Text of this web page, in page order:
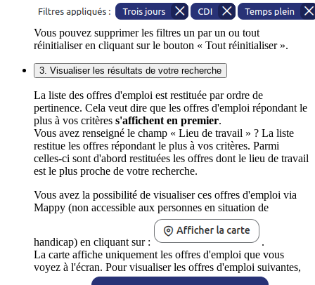
Vous pouvez supprimer les filtres un par un ou tout
réinitialiser en cliquant sur le bouton « Tout réinitialiser ».
3. Visualiser les résultats de votre recherche
La liste des offres d'emploi est restituée par ordre de
pertinence. Cela veut dire que les offres d'emploi répondant le
plus à vos critères s'affichent en premier.
Vous avez renseigné le champ « Lieu de travail » ? La liste
restitue les offres répondant le plus à vos critères. Parmi
celles-ci sont d'abord restituées les offres dont le lieu de travail
est le plus proche de votre recherche.
Vous avez la possibilité de visualiser ces offres d'emploi via
Mappy (non accessible aux personnes en situation de
handicap) en cliquant sur :
.
La carte affiche uniquement les offres d'emploi que vous
voyez à l'écran. Pour visualiser les offres d'emploi suivantes,